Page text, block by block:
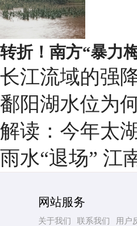
转折！南方“暴力
长江流域的强
鄱阳湖水位为
解读：今年太
雨水“退场” 江
网站服务
关于我们 联系我们
用户